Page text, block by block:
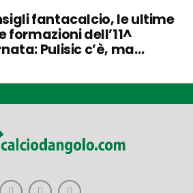
fantacalcio, le ultime
formazioni dell’11^
Pulisic c’è, ma…